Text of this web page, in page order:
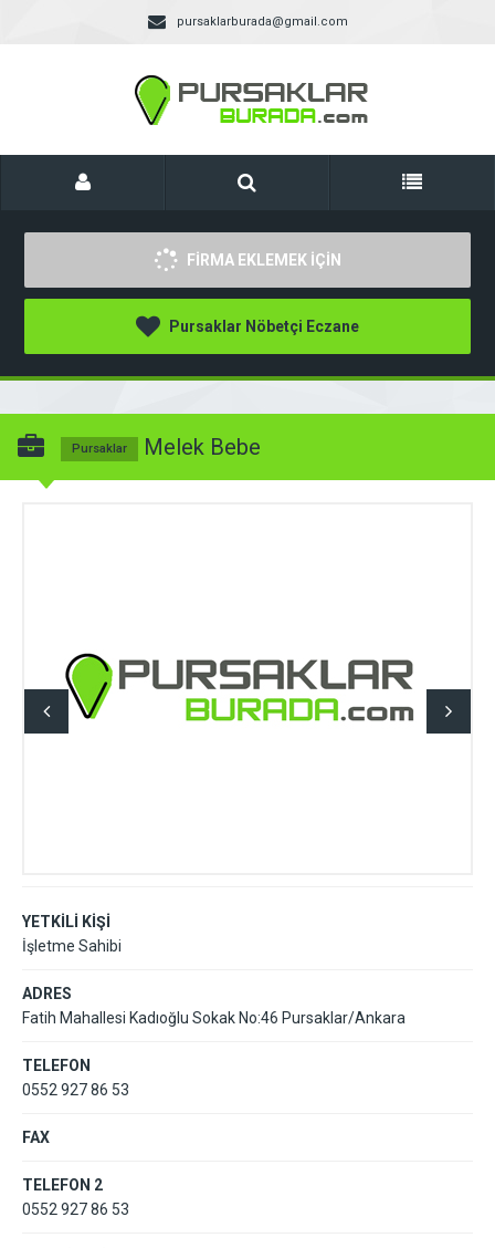
pursaklarburada@gmail.com
FİRMA EKLEMEK İÇİN
Pursaklar Nöbetçi Eczane
Pursaklar Melek Bebe
YETKİLİ KİŞİ
İşletme Sahibi
ADRES
Fatih Mahallesi Kadıoğlu Sokak No:46 Pursaklar/Ankara
TELEFON
0552 927 86 53
FAX
TELEFON 2
0552 927 86 53